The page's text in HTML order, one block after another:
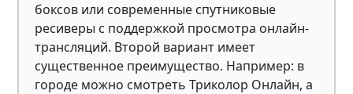
боксов или современные спутниковые
ресиверы с поддержкой просмотра онлайн-
трансляций. Второй вариант имеет
существенное преимущество. Например: в
городе можно смотреть Триколор Онлайн, а